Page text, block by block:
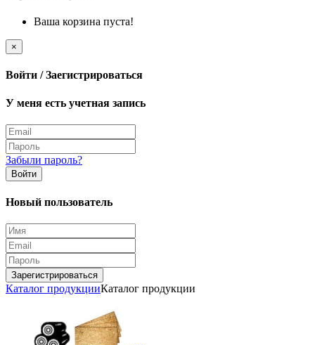
Ваша корзина пуста!
×
Войти / Заегистрироваться
У меня есть учетная запись
Забыли пароль?
Войти
Новый пользователь
Зарегистрироваться
Каталог продукцииКаталог продукции